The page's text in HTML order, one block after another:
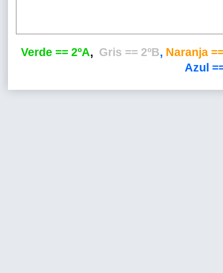
Verde == 2ºA, Gris == 2ºB, Naranja
Azul